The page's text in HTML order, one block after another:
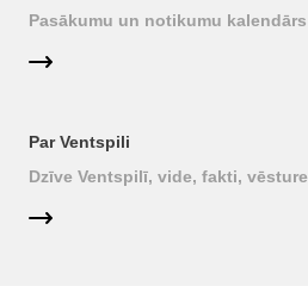
Pasākumu un notikumu kalendārs
Par Ventspili
Dzīve Ventspilī, vide, fakti, vēsture